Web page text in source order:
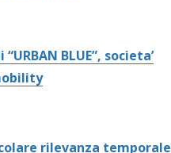
BLUE”, societa’
rilevanza temporale